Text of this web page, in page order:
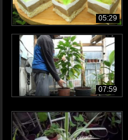
05:29
07:59